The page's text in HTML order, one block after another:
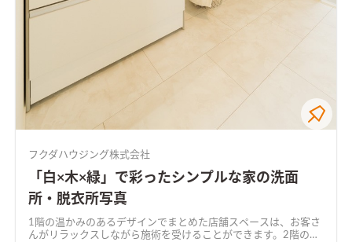
フクダハウジング株式会社
「白×木×緑」で彩ったシンプルな家の洗面
所・脱衣所写真
1階の温かみのあるデザインでまとめた店舗スペースは、お客さ
んがリラックスしながら施術を受けることができます。2階のリ